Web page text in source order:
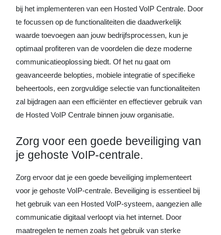
bij het implementeren van een Hosted VoIP Centrale. Door
te focussen op de functionaliteiten die daadwerkelijk
waarde toevoegen aan jouw bedrijfsprocessen, kun je
optimaal profiteren van de voordelen die deze moderne
communicatieoplossing biedt. Of het nu gaat om
geavanceerde belopties, mobiele integratie of specifieke
beheertools, een zorgvuldige selectie van functionaliteiten
zal bijdragen aan een efficiënter en effectiever gebruik van
de Hosted VoIP Centrale binnen jouw organisatie.
Zorg voor een goede beveiliging van
je gehoste VoIP-centrale.
Zorg ervoor dat je een goede beveiliging implementeert
voor je gehoste VoIP-centrale. Beveiliging is essentieel bij
het gebruik van een Hosted VoIP-systeem, aangezien alle
communicatie digitaal verloopt via het internet. Door
maatregelen te nemen zoals het gebruik van sterke